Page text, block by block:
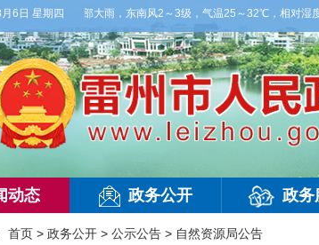
6日 星期四
有雷阵雨，局部大雨，东南风2～3级，气温25～32℃，相对湿度
动态 政务公开 政务
首页 > 政务公开 > 公示公告 > 自然资源局公告